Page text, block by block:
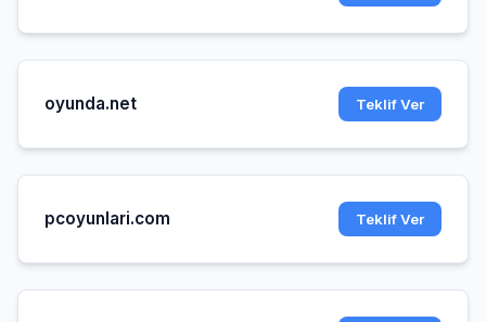
oyunda.net Teklif Ver
pcoyunlari.com Teklif Ver